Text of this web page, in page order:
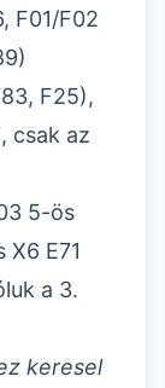
F01/F02
F25),
csak az
5-ös
E71
a 3.
keresel